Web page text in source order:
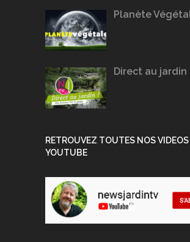
Planète
Direct au jardin
RETROUVEZ TOUTES NOS
YOUTUBE